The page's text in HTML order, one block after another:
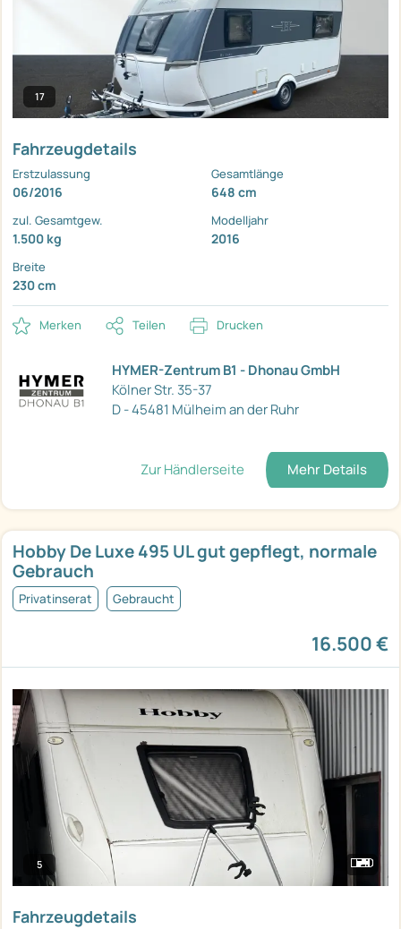
17
Fahrzeugdetails
Erstzulassung
06/2016
Gesamtlänge
648 cm
zul. Gesamtgew.
1.500 kg
Modelljahr
2016
Breite
230 cm
Merken Teilen Drucken
HYMER-Zentrum B1 - Dhonau GmbH
Kölner Str. 35-37
D - 45481 Mülheim an der Ruhr
Zur Händlerseite Mehr Details
Hobby De Luxe 495 UL gut gepflegt, normale
Gebrauch
Privatinserat Gebraucht
16.500 €
5
Fahrzeugdetails